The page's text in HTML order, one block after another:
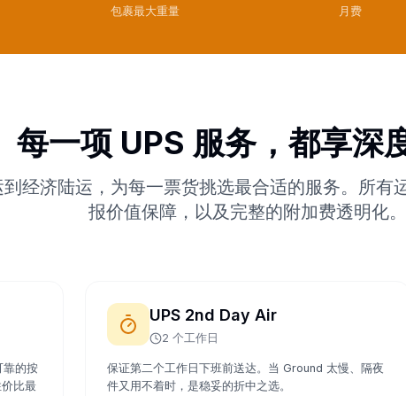
包裹最大重量 月费
每一项 UPS 服务，都享深
到经济陆运，为每一票货挑选最合适的服务。所有
报价值保障，以及完整的附加费透明化。
靠的按
比最
UPS 2nd Day Air
2 个工作日
保证第二个工作日下班前送达。当 Ground 太慢、隔夜
件又用不着时，是稳妥的折中之选。